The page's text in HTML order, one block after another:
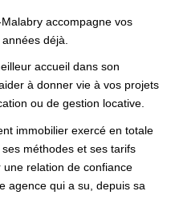
accompagne vos
déjà.
accueil dans son
à donner vie à vos projets
ou de gestion locative.
immobilier exercé en totale
méthodes et ses tarifs
relation de confiance
agence qui a su, depuis sa